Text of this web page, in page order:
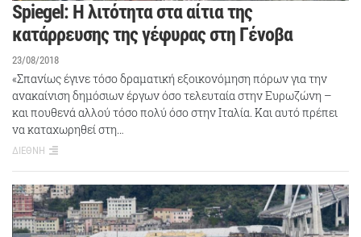
Spiegel: Η λιτότητα στα αίτια της
κατάρρευσης της γέφυρας στη Γένοβα
23/08/2018
«Σπανίως έγινε τόσο δραματική εξοικονόμηση πόρων για την
ανακαίνιση δημόσιων έργων όσο τελευταία στην Ευρωζώνη –
και πουθενά αλλού τόσο πολύ όσο στην Ιταλία. Και αυτό πρέπει
να καταχωρηθεί στη…
ΔΙΕΘΝΗ